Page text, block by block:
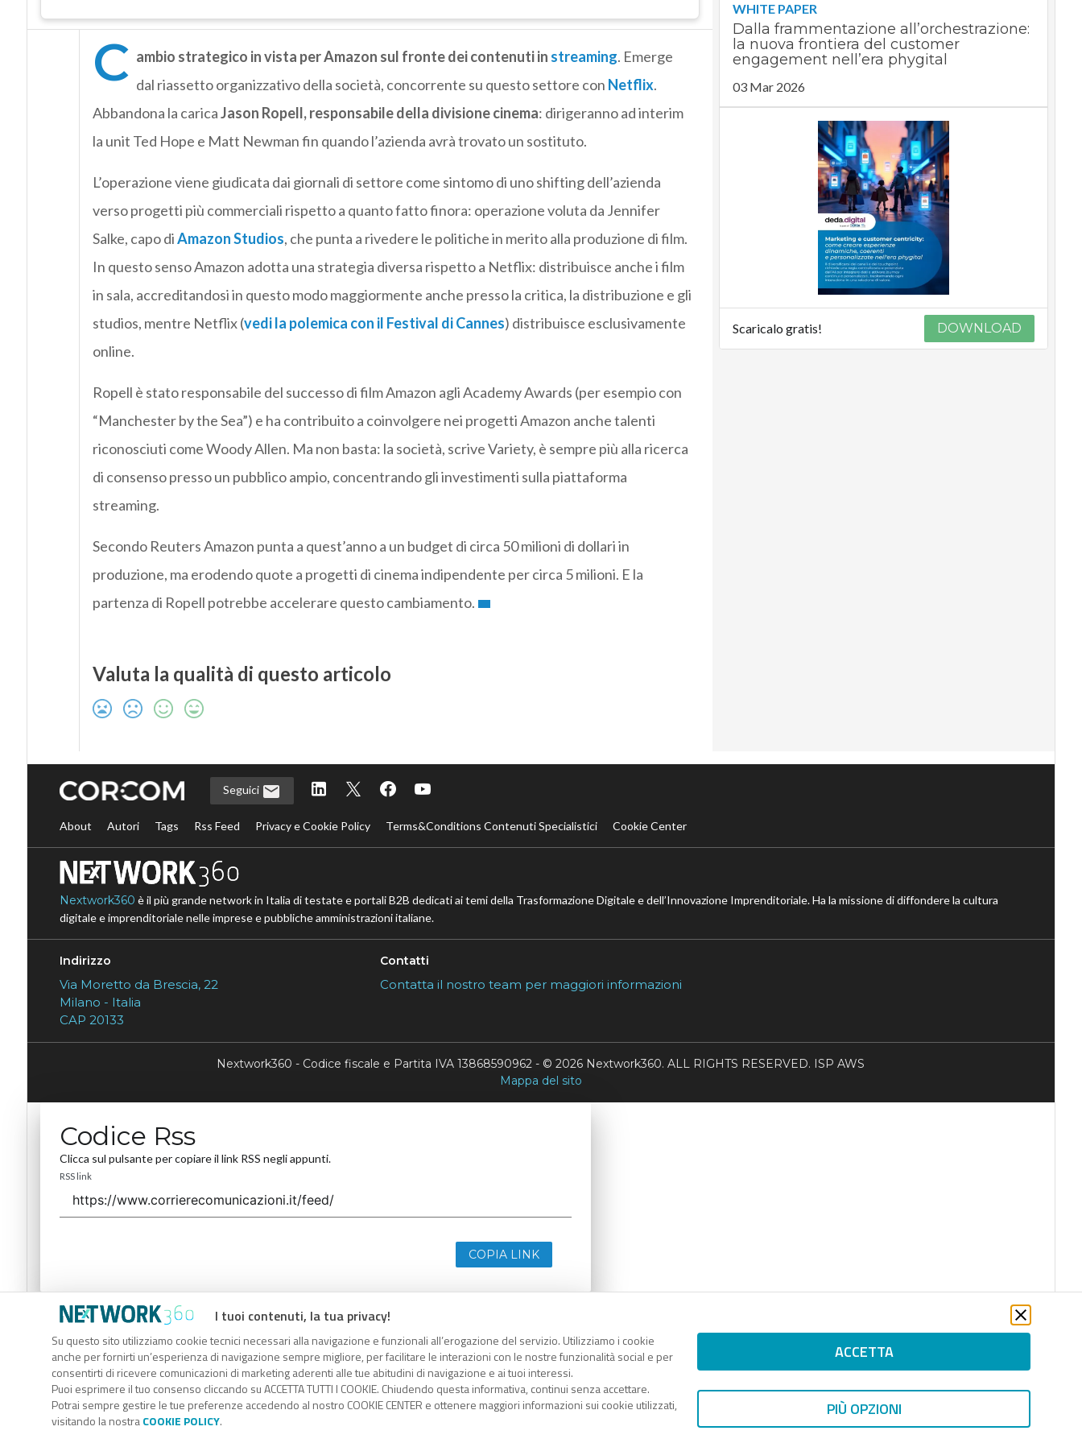
C ambio strategico in vista per Amazon sul fronte dei contenuti in streaming. Emerge
dal riassetto organizzativo della società, concorrente su questo settore con Netflix.
Abbandona la caricaJason Ropell, responsabile della divisione cinema: dirigeranno ad interim
la unit Ted Hope e Matt Newman fin quando l’azienda avrà trovato un sostituto.
L’operazione viene giudicata dai giornali di settore come sintomo di uno shiftingdell’azienda
verso progetti più commerciali rispetto a quanto fatto finora: operazione voluta da Jennifer
Salke, capo diAmazon Studios, che punta a rivedere le politiche in merito alla produzione di film.
In questo senso Amazon adotta una strategia diversa rispetto a Netflix: distribuisce anche i film
in sala, accreditandosi in questo modo maggiormente anche presso la critica, la distribuzione e gli
studios, mentre Netflix (vedi la polemica con il Festival di Cannes) distribuisce esclusivamente
online.
Ropell è stato responsabile del successo di film Amazon agli Academy Awards (per esempio con
“Manchester by the Sea”) e ha contribuito a coinvolgere nei progetti Amazon anche talenti
riconosciuti come Woody Allen. Ma non basta: la società, scrive Variety, è sempre più alla ricerca
di consenso presso un pubblico ampio, concentrando gli investimenti sulla piattaforma
streaming.
Secondo Reuters Amazon punta a quest’anno a un budget di circa 50 milioni di dollari in
produzione, ma erodendo quote a progetti di cinema indipendente per circa 5 milioni. E la
partenza di Ropell potrebbe accelerare questo cambiamento.
Valuta la qualità di questo articolo
WHITE PAPER
Dalla frammentazione all’orchestrazione:
la nuova frontiera del customer
engagement nell’era phygital
03 Mar 2026
Scaricalo gratis! DOWNLOAD
I tuoi contenuti, la tua privacy!
Su questo sito utilizziamo cookie tecnici necessari alla navigazione e funzionali all’erogazione del servizio. Utilizziamo i cookie
anche per fornirti un’esperienza di navigazione sempre migliore, per facilitare le interazioni con le nostre funzionalità social e per
consentirti di ricevere comunicazioni di marketing aderenti alle tue abitudini di navigazione e ai tuoi interessi.
Puoi esprimere il tuo consenso cliccando su ACCETTA TUTTI I COOKIE. Chiudendo questa informativa, continui senza accettare.
Potrai sempre gestire le tue preferenze accedendo al nostro COOKIE CENTER e ottenere maggiori informazioni sui cookie utilizzati,
visitando la nostraCOOKIE POLICY.
ACCETTA
PIÙ OPZIONI
Seguici
About Autori Tags Rss Feed Privacy e Cookie Policy Terms&Conditions Contenuti Specialistici Cookie Center
Nextwork360 è il più grande network in Italia di testate e portali B2B dedicati ai temi della Trasformazione Digitale e dell’Innovazione Imprenditoriale. Ha la missione di diffondere la cultura
digitale e imprenditoriale nelle imprese e pubbliche amministrazioni italiane.
Indirizzo
Via Moretto da Brescia, 22
Milano - Italia
CAP 20133
Contatti
Contatta il nostro team per maggiori informazioni
Nextwork360 - Codice fiscale e Partita IVA 13868590962 - © 2026 Nextwork360. ALL RIGHTS RESERVED. ISP AWS
Mappa del sito
Codice Rss
Clicca sul pulsante per copiare il link RSS negli appunti.
RSS link
COPIA LINK
Codice Rss
Clicca sul pulsante per copiare il link RSS negli appunti.
RSS link